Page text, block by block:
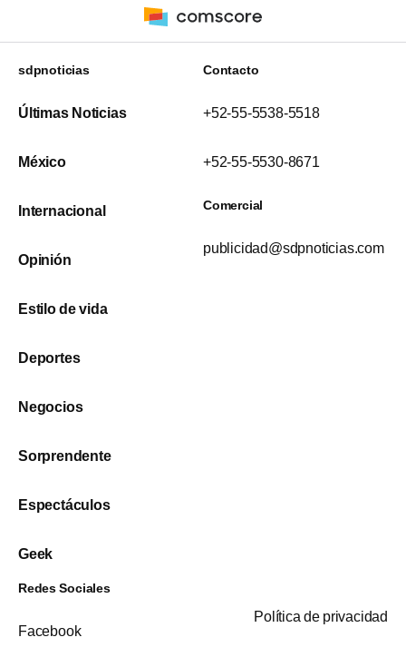
sdpnoticias
Últimas Noticias
México
Internacional
Opinión
Estilo de vida
Deportes
Negocios
Sorprendente
Espectáculos
Geek
Contacto
+52-55-5538-5518
+52-55-5530-8671
Comercial
publicidad@sdpnoticias.com
Redes Sociales
Facebook
Política de privacidad